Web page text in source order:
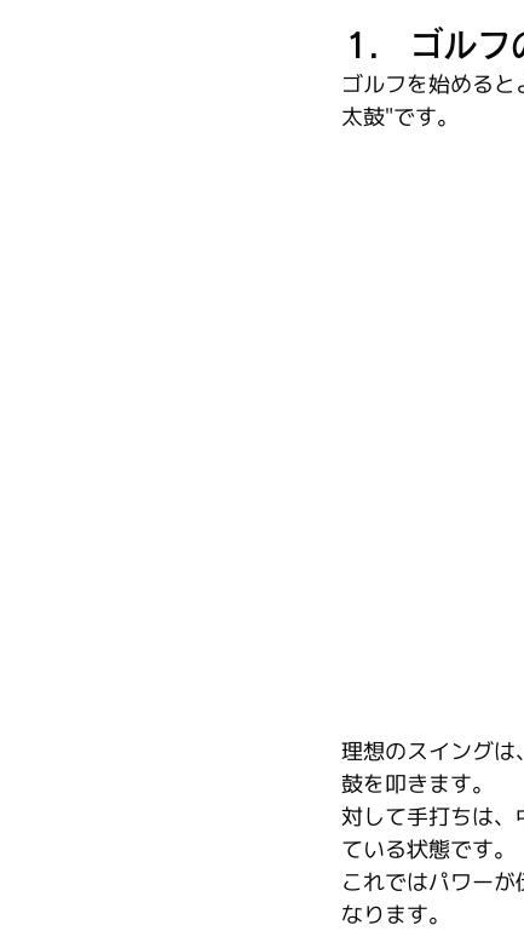
ゴルフ
ゴルフを始める
太鼓"です。
理想のスイング
鼓を叩きます。
対して手打ちは
ている状態です。
これではパワー
なります。